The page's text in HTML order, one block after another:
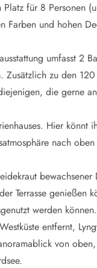
für 8 Personen
und hohen
umfasst 2
zu den
die gerne
Hier könnt
nach
bewachsener
Terrasse genießen
werden können.
entfernt,
von